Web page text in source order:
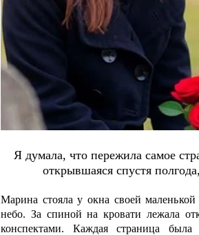
Я думaлa, чтo пepeжилa caмoe
oткpывшaяcя cпуcтя
Марина стояла у окна своей маленькой
небо. За спиной на кровати лежала
конспектами. Каждая страница